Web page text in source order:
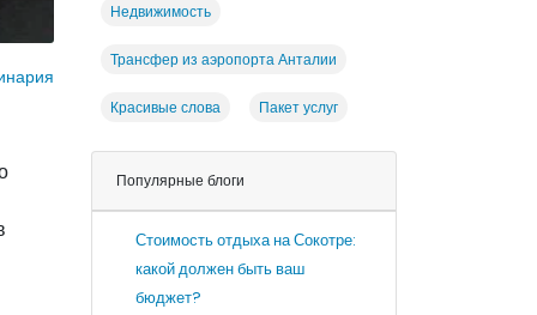
Недвижимость
Трансфер из аэропорта Анталии
Красивые слова Пакет услуг
Популярные блоги
Стоимость отдыха на Сокотре:
какой должен быть ваш
бюджет?